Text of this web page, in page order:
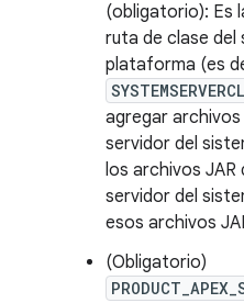
(obligatorio): Es
ruta de clase del
plataforma (es
agregar archivos
servidor del
los archivos JAR
servidor del
esos archivos
(Obligatorio)